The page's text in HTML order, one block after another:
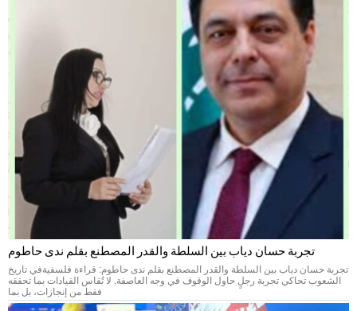
تجربة حسان دياب بين السلطة والقدر المصطنع بقلم ندى حاطوم
تجربة حسان دياب بين السلطة والقدر المصطنع بقلم ندى حاطوم: قراءة فلسفيةفي تاريخ
الشعوب تحاكي تجربة رجلٍ حاول الوقوف في وجه العاصفة. لا تُقاس القيادات بما تحققه
فقط من إنجازات، بل بما